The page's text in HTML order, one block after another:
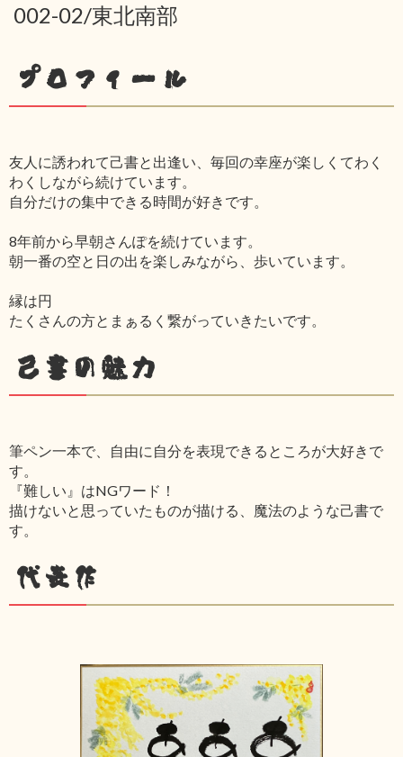
002-02/東北南部
プロフィール
友人に誘われて己書と出逢い、毎回の幸座が楽しくてわく
わくしながら続けています。
自分だけの集中できる時間が好きです。
8年前から早朝さんぽを続けています。
朝一番の空と日の出を楽しみながら、歩いています。
縁は円
たくさんの方とまぁるく繋がっていきたいです。
己書の魅力
筆ペン一本で、自由に自分を表現できるところが大好きで
す。
『難しい』はNGワード！
描けないと思っていたものが描ける、魔法のような己書で
す。
代表作